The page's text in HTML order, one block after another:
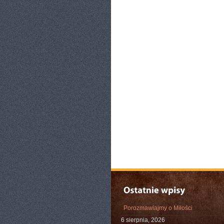
Porozmawiajmy o Miłości
6 sierpnia, 2026